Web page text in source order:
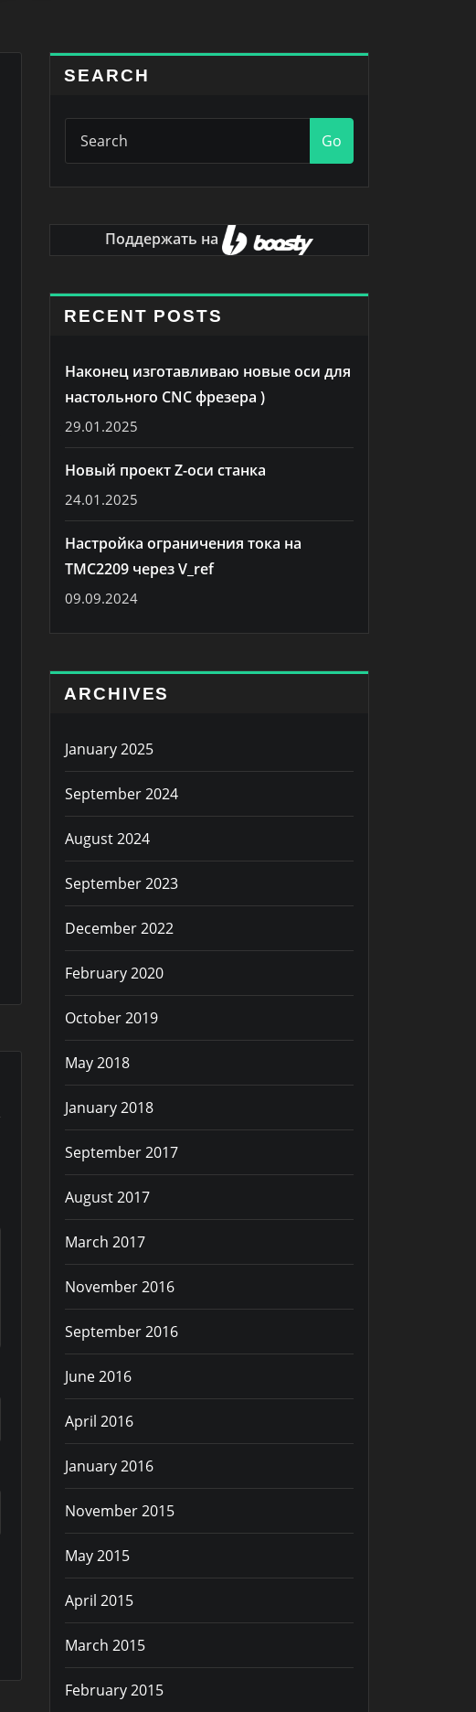
SEARCH
Go
Поддержать на
RECENT POSTS
Наконец изготавливаю новые оси для
настольного CNC фрезера )
29.01.2025
Новый проект Z-оси станка
24.01.2025
Настройка ограничения тока на
TMC2209 через V_ref
09.09.2024
ARCHIVES
January 2025
September 2024
August 2024
September 2023
December 2022
February 2020
October 2019
May 2018
January 2018
September 2017
August 2017
March 2017
November 2016
September 2016
June 2016
April 2016
January 2016
November 2015
May 2015
April 2015
March 2015
February 2015